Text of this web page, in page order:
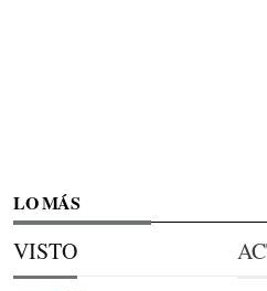
LO MÁS
VISTO